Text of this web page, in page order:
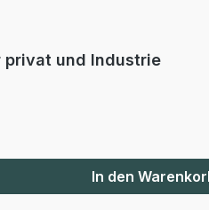
privat und Industrie
In den